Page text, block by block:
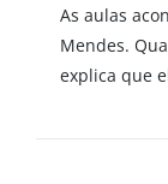
As aulas
Mendes.
explica que